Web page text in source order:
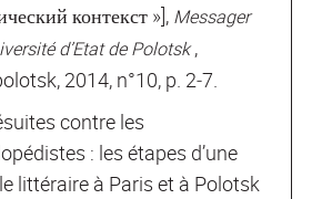
контекст »], Messager
d’Etat de Polotsk,
2014, n°10, p. 2‐7.
contre les
: les étapes d’une
littéraire à Paris et à Polotsk